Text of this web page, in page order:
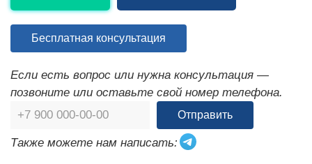
Бесплатная консультация
Если есть вопрос или нужна консультация —
позвоните или оставьте свой номер телефона.
Отправить
Также можете нам написать: